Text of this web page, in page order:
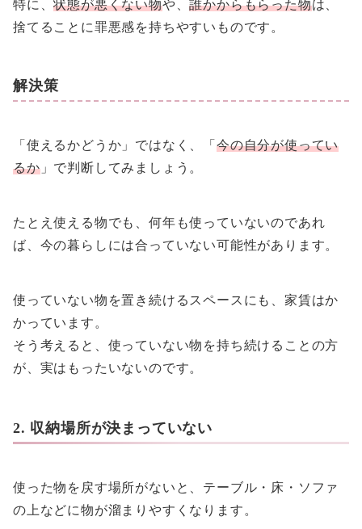
特に、状態が悪くない物や、誰かからもらった物は、
捨てることに罪悪感を持ちやすいものです。
解決策
「使えるかどうか」ではなく、「 今の自分が使ってい
るか」で判断してみましょう。
たとえ使える物でも、何年も使っていないのであれ
ば、今の暮らしには合っていない可能性があります。
使っていない物を置き続けるスペースにも、家賃はか
かっています。
そう考えると、使っていない物を持ち続けることの方
が、実はもったいないのです。
2. 収納場所が決まっていない
使った物を戻す場所がないと、テーブル・床・ソファ
の上などに物が溜まりやすくなります。